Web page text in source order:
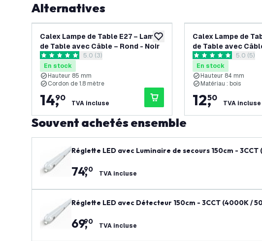
Alternatives
ajouter à la liste de souhaits
Calex Lampe de Table E27 – Lampe
de Table avec Câble – Rond - Noir
ouvrir le tiroir des avis
5 étoiles de notation
5.0 (3)
En stock
Hauteur 85 mm
Cordon de 1.8 mètre
14,
90
TVA incluse
Calex Lampe de
de Table avec
ouvrir le
5 étoiles de notation
5.0 (5)
En stock
Hauteur 84 mm
Matériau : bois
12,
50
TVA incluse
Souvent achetés ensemble
Réglette LED avec Luminaire de secours 150cm -
74,
90 TVA incluse
Réglette LED avec Détecteur 150cm - 3CCT (4000K /
69,
90 TVA incluse